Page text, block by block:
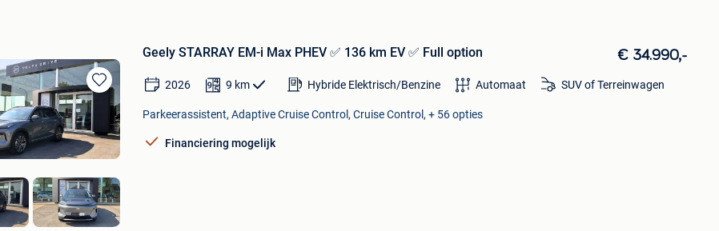
Bewaren
in
Mijn
Favorieten
Geely STARRAY EM-i Max PHEV ✅ 136 km EV ✅ Full option € 34.990,-
2026 9 km Hybride Elektrisch/Benzine Automaat SUV of Terreinwagen
Parkeerassistent, Adaptive Cruise Control, Cruise Control, + 56 opties
Financiering mogelijk